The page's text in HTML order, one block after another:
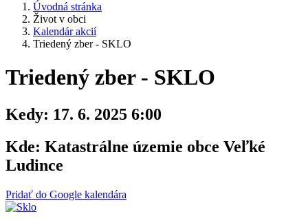
Úvodná stránka
Život v obci
Kalendár akcií
Triedený zber - SKLO
Triedený zber - SKLO
Kedy: 17. 6. 2025 6:00
Kde: Katastrálne územie obce Veľké
Ludince
Pridať do Google kalendára